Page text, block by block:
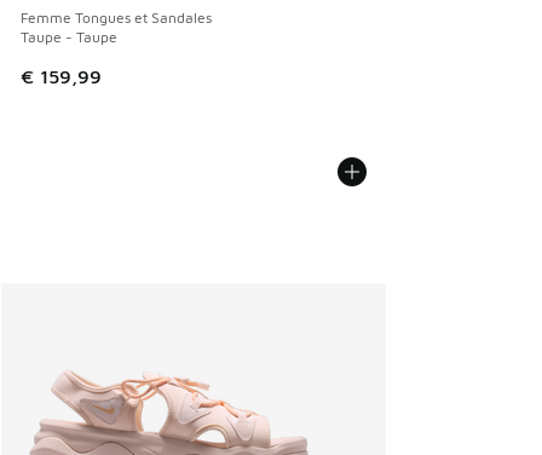
Femme Tongues et Sandales
Taupe - Taupe
€ 159,99